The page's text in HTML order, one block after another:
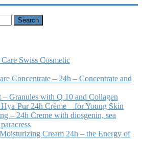
Swiss Cosmetic
Concentrate – 24h – Concentrate and
Granules with Q 10 and Collagen
Pur 24h Crème – for Young Skin
– 24h Creme with diosgenin, sea
Cream 24h – the Energy of